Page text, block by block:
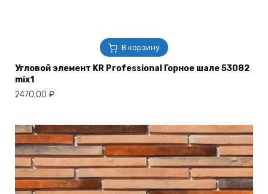
В корзину
Угловой элемент KR Professional Горное шале 53082
mix1
2470,00 ₽